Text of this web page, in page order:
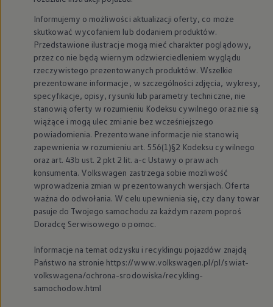
Elektromobilność dla firm
Skonfiguruj Volkswagena
Poradnik kupującego
Volkswagen dla biznesu
Serwis, akcesoria i aktualizacje
myVolkswagen
Serwis i części
Przegląd okresowy
Naprawy i przeglądy
Olej silnikowy i płyny eksploatacyjne
Koła i opony
Pomoc w razie wypadku i awarii
Serwis i części na raty
Pakiet przeglądów dla Twojego Volkswagena
Badanie satysfakcji klienta – oceń nasz serwis
Ubezpieczenie opon
Akcesoria
Sklep online akcesoriów
Koła zimowe
Personalizacja
Ochrona i pielęgnacja
Akcesoria do poszczególnych modeli
Rozwiązania transportowe i bagażowe
Elektronika i rozrywka
Usługi cyfrowe
Informujemy o możliwości aktualizacji oferty, co może
skutkować wycofaniem lub dodaniem produktów.
Przedstawione ilustracje mogą mieć charakter poglądowy,
przez co nie będą wiernym odzwierciedleniem wyglądu
rzeczywistego prezentowanych produktów. Wszelkie
prezentowane informacje, w szczególności zdjęcia, wykresy,
specyfikacje, opisy, rysunki lub parametry techniczne, nie
stanowią oferty w rozumieniu Kodeksu cywilnego oraz nie są
wiążące i mogą ulec zmianie bez wcześniejszego
powiadomienia. Prezentowane informacje nie stanowią
zapewnienia w rozumieniu art. 556(1)§2 Kodeksu cywilnego
oraz art. 43b ust. 2 pkt 2 lit. a-c Ustawy o prawach
konsumenta. Volkswagen zastrzega sobie możliwość
wprowadzenia zmian w prezentowanych wersjach. Oferta
ważna do odwołania. W celu upewnienia się, czy dany towar
pasuje do Twojego samochodu za każdym razem poproś
Doradcę Serwisowego o pomoc.
Informacje na temat odzysku i recyklingu pojazdów znajdą
Państwo na stronie https://www.volkswagen.pl/pl/swiat-
volkswagena/ochrona-srodowiska/recykling-
samochodow.html